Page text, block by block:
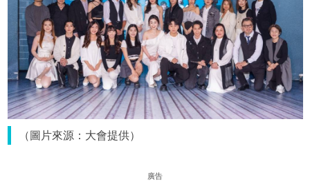
（圖片來源：大會提供）
廣告